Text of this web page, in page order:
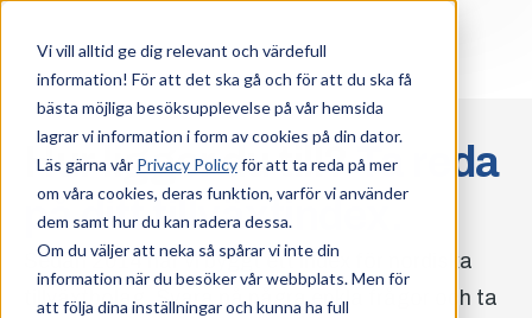
Vi vill alltid ge dig relevant och värdefull
information! För att det ska gå och för att du ska få
bästa möjliga besöksupplevelse på vår hemsida
lagrar vi information i form av cookies på din dator.
Läs gärna vår Privacy Policyför att ta reda på mer
om våra cookies, deras funktion, varför vi använder
dem samt hur du kan radera dessa.
Om du väljer att neka så spårar vi inte din
information när du besöker vår webbplats. Men för
att följa dina inställningar och kunna ha full
Hur ligger du till?Ta reda
på ditt tillväxtindex.
Sedan 2014 har vi byggt ett index för nordiska
tillväxtbolag. Svara på några enkla frågor och ta